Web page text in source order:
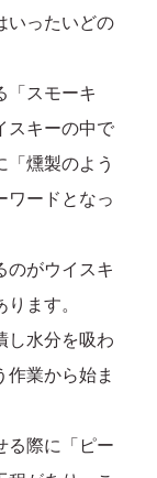
いったいどの
「スモーキ
スキーの中で
「燻製のよう
ワードとなっ
のがウイスキ
ます。
し水分を吸わ
業から始ま
る際に「ピー